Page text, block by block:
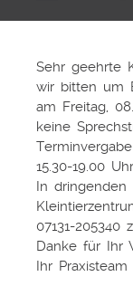
Sehr geehrte
wir bitten um
am Freitag,
keine
15.30-19.00
In dringenden
07131-205340
Danke für Ihr
Ihr